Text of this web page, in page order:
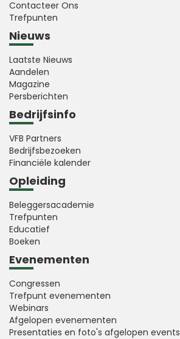
Contacteer Ons
Trefpunten
Nieuws
Laatste Nieuws
Aandelen
Magazine
Persberichten
Bedrijfsinfo
VFB Partners
Bedrijfsbezoeken
Financiële kalender
Opleiding
Beleggersacademie
Trefpunten
Educatief
Boeken
Evenementen
Congressen
Trefpunt evenementen
Webinars
Afgelopen evenementen
Presentaties en foto's afgelopen events